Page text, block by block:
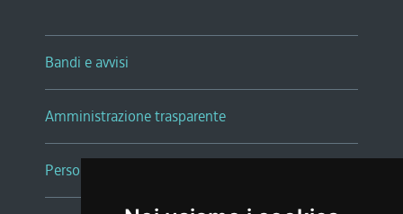
Bandi e avvisi
Amministrazione trasparente
Persone e Uffici